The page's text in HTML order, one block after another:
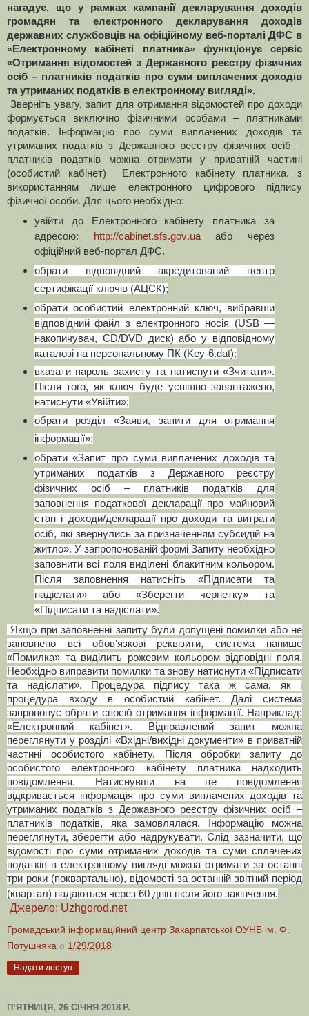
нагадує, що у рамках кампанії декларування доходів
громадян та електронного декларування доходів
державних службовців на офіційному веб-порталі ДФС в
«Електронному кабінеті платника» функціонує сервіс
«Отримання відомостей з Державного реєстру фізичних
осіб – платників податків про суми виплачених доходів
та утриманих податків в електронному вигляді».
Зверніть увагу, запит для отримання відомостей про доходи
формується виключно фізичними особами – платниками
податків. Інформацію про суми виплачених доходів та
утриманих податків з Державного реєстру фізичних осіб –
платників податків можна отримати у приватній частині
(особистий кабінет) Електронного кабінету платника, з
використанням лише електронного цифрового підпису
фізичної особи. Для цього необхідно:
увійти до Електронного кабінету платника за
адресою:
http://cabinet.sfs.gov.ua
або через
офіційний веб-портал ДФС.
обрати відповідний акредитований центр
сертифікації ключів (АЦСК);
обрати особистий електронний ключ, вибравши
відповідний файл з електронного носія (USB —
накопичувач, СD/DVD диск) або у відповідному
каталозі на персональному ПК (Key-6.dat);
вказати пароль захисту та натиснути «Зчитати».
Після того, як ключ буде успішно завантажено,
натиснути «Увійти»;
обрати розділ «Заяви, запити для отримання
інформації»;
обрати «Запит про суми виплачених доходів та
утриманих податків з Державного реєстру
фізичних осіб – платників податків для
заповнення податкової декларації про майновий
стан і доходи/декларації про доходи та витрати
осіб, які звернулись за призначенням субсидій на
житло». У запропонованій формі Запиту необхідно
заповнити всі поля виділені блакитним кольором.
Після заповнення натисніть «Підписати та
надіслати» або «Зберегти чернетку» та
«Підписати та надіслати».
Якщо при заповненні запиту були допущені помилки або не
заповнено всі обов’язкові реквізити, система напише
«Помилка» та виділить рожевим кольором відповідні поля.
Необхідно виправити помилки та знову натиснути «Підписати
та надіслати». Процедура підпису така ж сама, як і
процедура входу в особистий кабінет. Далі система
запропонує обрати спосіб отримання інформації. Наприклад:
«Електронний кабінет». Відправлений запит можна
переглянути у розділі «Вхідні/вихідні документи» в приватній
частині особистого кабінету. Після обробки запиту до
особистого електронного кабінету платника надходить
повідомлення. Натиснувши на це повідомлення
відкривається інформація про суми виплачених доходів та
утриманих податків з Державного реєстру фізичних осіб –
платників податків, яка замовлялася. Інформацію можна
переглянути, зберегти або надрукувати. Слід зазначити, що
відомості про суми отриманих доходів та суми сплачених
податків в електронному вигляді можна отримати за останні
три роки (поквартально), відомості за останній звітний період
(квартал) надаються через 60 днів після його закінчення.
Джерело; Uzhgorod.net
Громадський інформаційний центр Закарпатської ОУНБ ім. Ф.
Потушняка о 1/29/2018
Надати доступ
ПʼЯТНИЦЯ, 26 СІЧНЯ 2018 Р.